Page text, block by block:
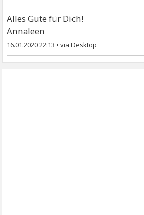
Alles Gute für Dich!
Annaleen
16.01.2020 22:13 •